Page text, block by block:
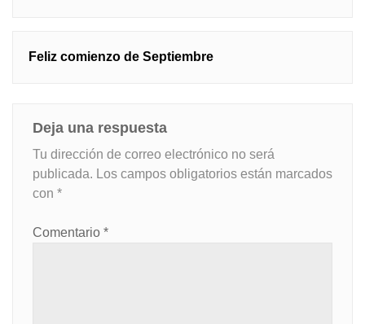
Feliz comienzo de Septiembre
Deja una respuesta
Tu dirección de correo electrónico no será
publicada. Los campos obligatorios están marcados
con *
Comentario *